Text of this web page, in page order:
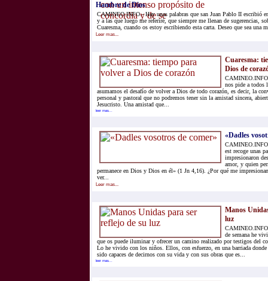
Hambre de Dios
CAMINEO.INFO.- Hay unas palabras que san Juan Pablo II escribió
y a las que luego me referiré, que siempre me llenan de sugerencias,
Cuaresma, cuando os estoy escribiendo esta carta. Deseo que sea una
Leer mas...
Cuaresma:
Dios de
nos pide a todos
asumamos el desafío de volver a Dios de todo corazón, es decir, la
personal y pastoral que no podremos tener sin la amistad sincera,
Jesucristo. Una amistad que...
leer mas...
«Dadles
est recoge unas
impresionaron
amor, y quien
permanece en Dios y Dios en él» (1 Jn 4,16). ¿Por qué me
ver...
Leer mas...
Manos
luz
de semana he
que os puede iluminar y ofrecer un camino realizado por testigos del
Lo he vivido con los niños. Ellos, con esfuerzo, en una barriada
sido capaces de decirnos con su vida y con sus obras que es...
leer mas...